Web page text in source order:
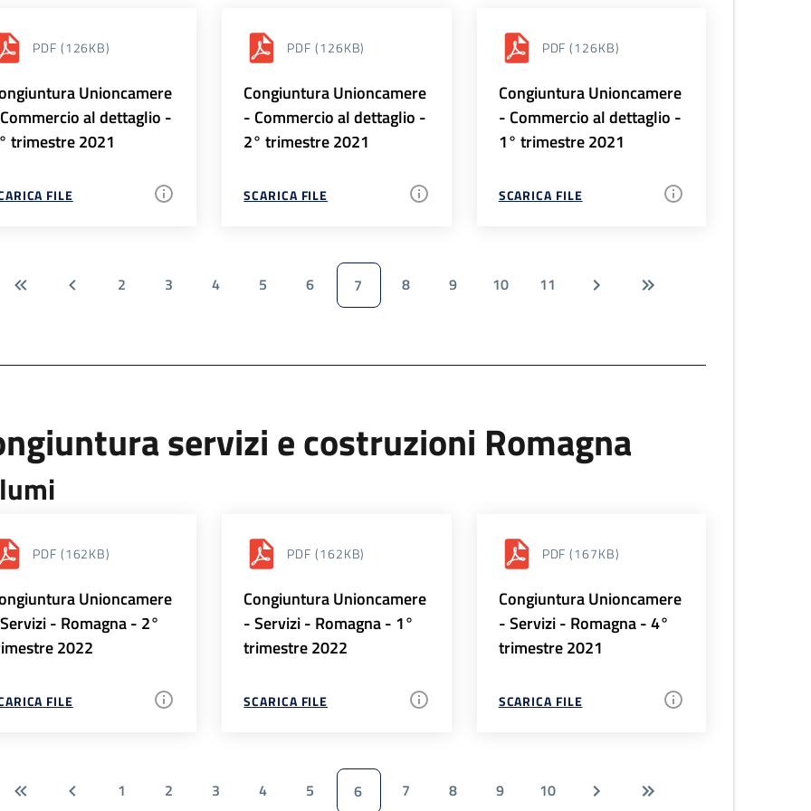
PDF (126KB)
Unioncamere
al dettaglio -
trimestre 2021
FILE
PDF (126KB)
Congiuntura Unioncamere
- Commercio al dettaglio -
2° trimestre 2021
SCARICA FILE
PDF (126KB)
Congiuntura Unioncamere
- Commercio al dettaglio -
1° trimestre 2021
SCARICA FILE
2 3 4 5 6 7 8 9 10 11
servizi e costruzioni Romagna
PDF (162KB)
Unioncamere
- Romagna - 2°
2022
FILE
PDF (162KB)
Congiuntura Unioncamere
- Servizi - Romagna - 1°
trimestre 2022
SCARICA FILE
PDF (167KB)
Congiuntura Unioncamere
- Servizi - Romagna - 4°
trimestre 2021
SCARICA FILE
1 2 3 4 5 6 7 8 9 10